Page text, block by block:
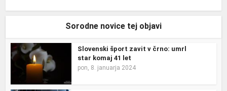
Sorodne novice tej objavi
Slovenski šport zavit v črno: umrl
star komaj 41 let
pon, 8. januarja 2024